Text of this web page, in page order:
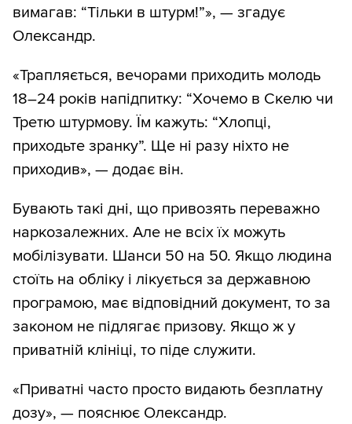
вимагав: “Тільки в штурм!”», — згадує
Олександр.
«Трапляється, вечорами приходить молодь
18–24 років напідпитку: “Хочемо в Скелю чи
Третю штурмову. Їм кажуть: “Хлопці,
приходьте зранку”. Ще ні разу ніхто не
приходив», — додає він.
Бувають такі дні, що привозять переважно
наркозалежних. Але не всіх їх можуть
мобілізувати. Шанси 50 на 50. Якщо людина
стоїть на обліку і лікується за державною
програмою, має відповідний документ, то за
законом не підлягає призову. Якщо ж у
приватній клініці, то піде служити.
«Приватні часто просто видають безплатну
дозу», — пояснює Олександр.